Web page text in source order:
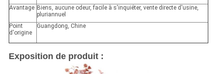
Avantage Biens, aucune odeur, facile à s'inquiéter, vente directe d'usine,
pluriannuel
Point
d'origine
Guangdong, Chine
Exposition de produit :